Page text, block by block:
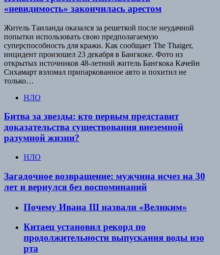
«невидимость» закончилась арестом
Житель Таиланда оказался за решеткой после неудачной
попытки использовать свою предполагаемую
суперспособность для кражи. Как сообщает The Thaiger,
инцидент произошел 23 декабря в Бангкоке. Фото из
открытых источников 48-летний житель Бангкока Качейн
Сихамарт взломал припаркованное авто и похитил не
только…
НЛО
Битва за звезды: кто первым представит
доказательства существования внеземной
разумной жизни?
НЛО
Загадочное возвращение: мужчина исчез на 30
лет и вернулся без воспоминаний
Почему Ивана III назвали «Великим»
Китаец установил рекорд по
продолжительности выпускания воды изо
рта